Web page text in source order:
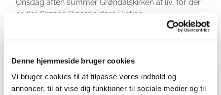
Denne hjemmeside bruger cookies
Vi bruger cookies til at tilpasse vores indhold og
annoncer, til at vise dig funktioner til sociale medier og til
Onsdag aften summer Grøndalskirken af liv, for der
er der Grønne Pigespejdere i kirken.
spejdernes program for de forskellige
Spirerne: